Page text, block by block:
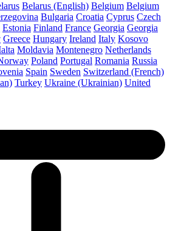
Belarus (English) Belgium Belgium
Bulgaria Croatia Cyprus Czech
Estonia Finland France Georgia Georgia
Greece Hungary Ireland Italy Kosovo
Moldavia Montenegro Netherlands
Poland Portugal Romania Russia
Spain Sweden Switzerland (French)
Turkey Ukraine (Ukrainian) United